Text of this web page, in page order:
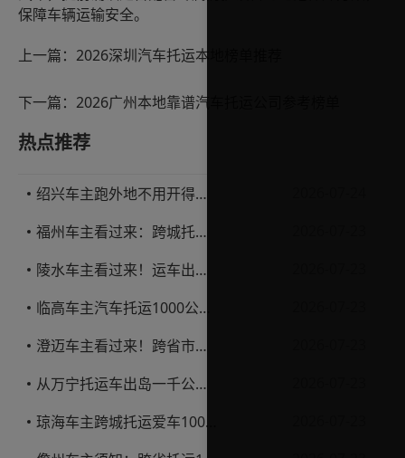
保障车辆运输安全。
上一篇： 2026深圳汽车托运本地榜单推荐
下一篇： 2026广州本地靠谱汽车托运公司参考榜单
热点推荐
绍兴车主跑外地不用开得累？这份汽车托运实用指南收好不亏
福州车主看过来：跨城托运1000公里，这笔账要怎么算才不亏
陵水车主看过来！运车出岛一千公里，这笔账得这么算
临高车主汽车托运1000公里省钱避坑指南
澄迈车主看过来！跨省市托运私家车，这些账得算明白
从万宁托运车出岛一千公里，这笔钱该怎么花才不踩坑
琼海车主跨城托运爱车1000公里费用解析